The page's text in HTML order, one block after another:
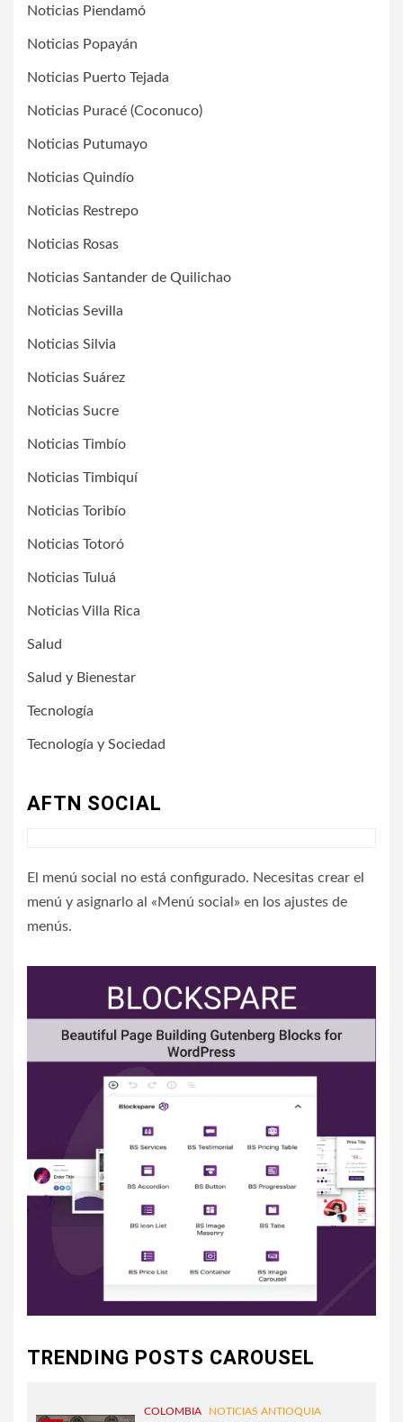
Noticias Piendamó
Noticias Popayán
Noticias Puerto Tejada
Noticias Puracé (Coconuco)
Noticias Putumayo
Noticias Quindío
Noticias Restrepo
Noticias Rosas
Noticias Santander de Quilichao
Noticias Sevilla
Noticias Silvia
Noticias Suárez
Noticias Sucre
Noticias Timbío
Noticias Timbiquí
Noticias Toribío
Noticias Totoró
Noticias Tuluá
Noticias Villa Rica
Salud
Salud y Bienestar
Tecnología
Tecnología y Sociedad
AFTN SOCIAL
El menú social no está configurado. Necesitas crear el
menú y asignarlo al «Menú social» en los ajustes de
menús.
TRENDING POSTS CAROUSEL
COLOMBIA NOTICIAS ANTIOQUIA